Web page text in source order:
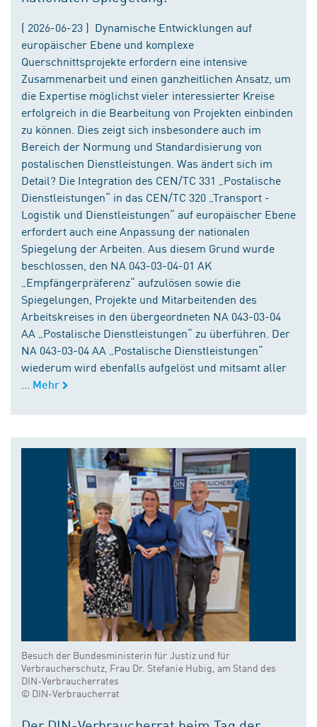
( 2026-06-23 ) Dynamische Entwicklungen auf
europäischer Ebene und komplexe
Querschnittsprojekte erfordern eine intensive
Zusammenarbeit und einen ganzheitlichen Ansatz, um
die Expertise möglichst vieler interessierter Kreise
erfolgreich in die Bearbeitung von Projekten einbinden
zu können. Dies zeigt sich insbesondere auch im
Bereich der Normung und Standardisierung von
postalischen Dienstleistungen. Was ändert sich im
Detail? Die Integration des CEN/TC 331 „Postalische
Dienstleistungen“ in das CEN/TC 320 „Transport -
Logistik und Dienstleistungen“ auf europäischer Ebene
erfordert auch eine Anpassung der nationalen
Spiegelung der Arbeiten. Aus diesem Grund wurde
beschlossen, den NA 043-03-04-01 AK
„Empfängerpräferenz“ aufzulösen sowie die
Spiegelungen, Projekte und Mitarbeitenden des
Arbeitskreises in den übergeordneten NA 043-03-04
AA „Postalische Dienstleistungen“ zu überführen. Der
NA 043-03-04 AA „Postalische Dienstleistungen“
wiederum wird ebenfalls aufgelöst und mitsamt aller
Mehr
Besuch der Bundesministerin für Justiz und für
Verbraucherschutz, Frau Dr. Stefanie Hubig, am Stand des
DIN-Verbraucherrates
© DIN-Verbraucherrat